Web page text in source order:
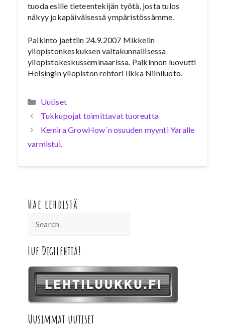
tuoda esille tieteentekijän työtä, josta tulos
näkyy jokapäiväisessä ympäristössämme.
Palkinto jaettiin 24.9.2007 Mikkelin
yliopistonkeskuksen valtakunnallisessa
yliopistokeskusseminaarissa. Palkinnon luovutti
Helsingin yliopiston rehtori Ilkka Niiniluoto.
Kategoriat
Uutiset
Tukkupojat toimittavat tuoreutta
Kemira GrowHow´n osuuden myynti Yaralle
varmistui.
Hae lehdistä
Lue Digilehtiä!
Uusimmat uutiset